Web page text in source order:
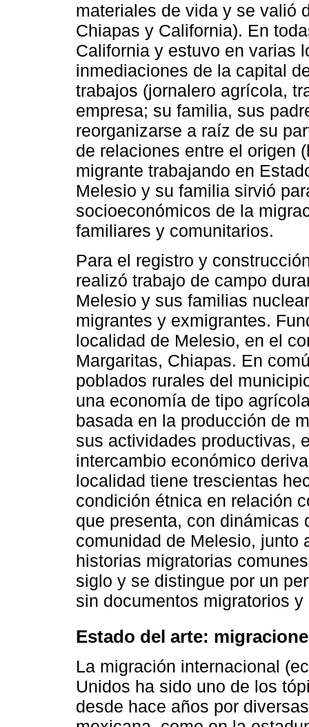
materiales de vida y se valió
Chiapas y California). En
California y estuvo en varias
inmediaciones de la capital
trabajos (jornalero agrícola,
empresa; su familia, sus
reorganizarse a raíz de su
de relaciones entre el origen
migrante trabajando en
Melesio y su familia sirvió
socioeconómicos de la
familiares y comunitarios.
Para el registro y
realizó trabajo de campo
Melesio y sus familias
migrantes y exmigrantes.
localidad de Melesio, en el
Margaritas, Chiapas. En
poblados rurales del
una economía de tipo
basada en la producción de
sus actividades productivas,
intercambio económico
localidad tiene trescientas
condición étnica en relación
que presenta, con dinámicas
comunidad de Melesio, junto
historias migratorias
siglo y se distingue por un
sin documentos migratorios
Estado del arte:
La migración internacional
Unidos ha sido uno de los
desde hace años por